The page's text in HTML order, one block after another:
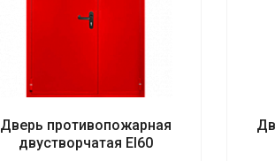
Дверь противопожарная
двустворчатая EI60